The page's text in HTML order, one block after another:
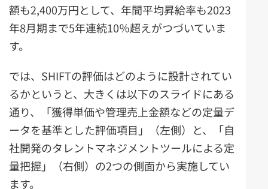
額も2,400万円として、年間平均昇給率も2023
年8月期まで5年連続10％超えがつづいていま
す。
では、SHIFTの評価はどのように設計されてい
るかというと、大きくは以下のスライドにある
通り、「獲得単価や管理売上金額などの定量デ
ータを基準とした評価項目」（左側）と、「自
社開発のタレントマネジメントツールによる定
量把握」（右側）の2つの側面から実施してい
ます。